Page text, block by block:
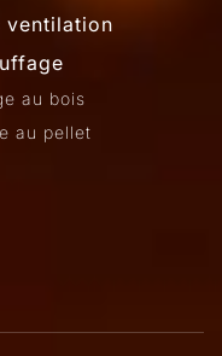
ventilation
au bois
au pellet